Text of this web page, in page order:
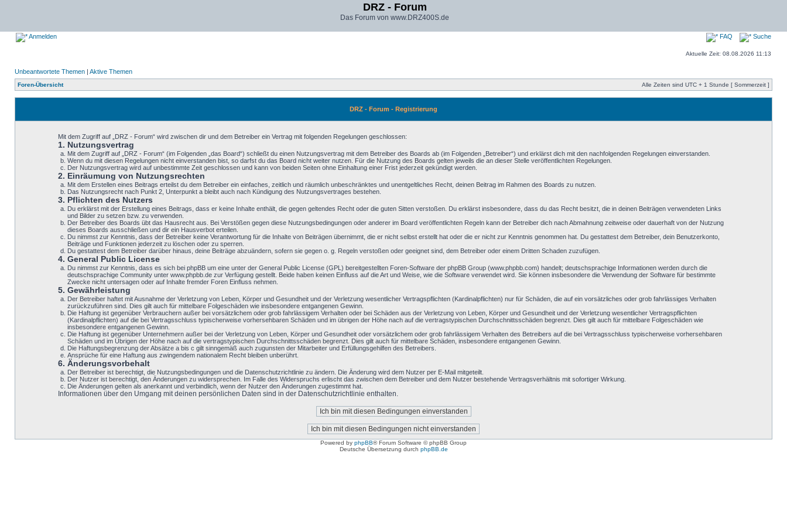
DRZ - Forum
Das Forum von www.DRZ400S.de
Anmelden FAQ Suche
Aktuelle Zeit: 08.08.2026 11:13
Unbeantwortete Themen | Aktive Themen
Foren-Übersicht Alle Zeiten sind UTC + 1 Stunde [ Sommerzeit ]
DRZ - Forum - Registrierung
Mit dem Zugriff auf „DRZ - Forum“ wird zwischen dir und dem Betreiber ein Vertrag mit folgenden Regelungen geschlossen:
1. Nutzungsvertrag
Mit dem Zugriff auf „DRZ - Forum“ (im Folgenden „das Board“) schließt du einen Nutzungsvertrag mit dem Betreiber des Boards ab (im Folgenden „Betreiber“) und erklärst dich mit den nachfolgenden Regelungen einverstanden.
Wenn du mit diesen Regelungen nicht einverstanden bist, so darfst du das Board nicht weiter nutzen. Für die Nutzung des Boards gelten jeweils die an dieser Stelle veröffentlichten Regelungen.
Der Nutzungsvertrag wird auf unbestimmte Zeit geschlossen und kann von beiden Seiten ohne Einhaltung einer Frist jederzeit gekündigt werden.
2. Einräumung von Nutzungsrechten
Mit dem Erstellen eines Beitrags erteilst du dem Betreiber ein einfaches, zeitlich und räumlich unbeschränktes und unentgeltliches Recht, deinen Beitrag im Rahmen des Boards zu nutzen.
Das Nutzungsrecht nach Punkt 2, Unterpunkt a bleibt auch nach Kündigung des Nutzungsvertrages bestehen.
3. Pflichten des Nutzers
Du erklärst mit der Erstellung eines Beitrags, dass er keine Inhalte enthält, die gegen geltendes Recht oder die guten Sitten verstoßen. Du erklärst insbesondere, dass du das Recht besitzt, die in deinen Beiträgen verwendeten Links
und Bilder zu setzen bzw. zu verwenden.
Der Betreiber des Boards übt das Hausrecht aus. Bei Verstößen gegen diese Nutzungsbedingungen oder anderer im Board veröffentlichten Regeln kann der Betreiber dich nach Abmahnung zeitweise oder dauerhaft von der Nutzung
dieses Boards ausschließen und dir ein Hausverbot erteilen.
Du nimmst zur Kenntnis, dass der Betreiber keine Verantwortung für die Inhalte von Beiträgen übernimmt, die er nicht selbst erstellt hat oder die er nicht zur Kenntnis genommen hat. Du gestattest dem Betreiber, dein Benutzerkonto,
Beiträge und Funktionen jederzeit zu löschen oder zu sperren.
Du gestattest dem Betreiber darüber hinaus, deine Beiträge abzuändern, sofern sie gegen o. g. Regeln verstoßen oder geeignet sind, dem Betreiber oder einem Dritten Schaden zuzufügen.
4. General Public License
Du nimmst zur Kenntnis, dass es sich bei phpBB um eine unter der General Public License (GPL) bereitgestellten Foren-Software der phpBB Group (www.phpbb.com) handelt; deutschsprachige Informationen werden durch die
deutschsprachige Community unter www.phpbb.de zur Verfügung gestellt. Beide haben keinen Einfluss auf die Art und Weise, wie die Software verwendet wird. Sie können insbesondere die Verwendung der Software für bestimmte
Zwecke nicht untersagen oder auf Inhalte fremder Foren Einfluss nehmen.
5. Gewährleistung
Der Betreiber haftet mit Ausnahme der Verletzung von Leben, Körper und Gesundheit und der Verletzung wesentlicher Vertragspflichten (Kardinalpflichten) nur für Schäden, die auf ein vorsätzliches oder grob fahrlässiges Verhalten
zurückzuführen sind. Dies gilt auch für mittelbare Folgeschäden wie insbesondere entgangenen Gewinn.
Die Haftung ist gegenüber Verbrauchern außer bei vorsätzlichem oder grob fahrlässigem Verhalten oder bei Schäden aus der Verletzung von Leben, Körper und Gesundheit und der Verletzung wesentlicher Vertragspflichten
(Kardinalpflichten) auf die bei Vertragsschluss typischerweise vorhersehbaren Schäden und im übrigen der Höhe nach auf die vertragstypischen Durchschnittsschäden begrenzt. Dies gilt auch für mittelbare Folgeschäden wie
insbesondere entgangenen Gewinn.
Die Haftung ist gegenüber Unternehmern außer bei der Verletzung von Leben, Körper und Gesundheit oder vorsätzlichem oder grob fahrlässigem Verhalten des Betreibers auf die bei Vertragsschluss typischerweise vorhersehbaren
Schäden und im Übrigen der Höhe nach auf die vertragstypischen Durchschnittsschäden begrenzt. Dies gilt auch für mittelbare Schäden, insbesondere entgangenen Gewinn.
Die Haftungsbegrenzung der Absätze a bis c gilt sinngemäß auch zugunsten der Mitarbeiter und Erfüllungsgehilfen des Betreibers.
Ansprüche für eine Haftung aus zwingendem nationalem Recht bleiben unberührt.
6. Änderungsvorbehalt
Der Betreiber ist berechtigt, die Nutzungsbedingungen und die Datenschutzrichtlinie zu ändern. Die Änderung wird dem Nutzer per E-Mail mitgeteilt.
Der Nutzer ist berechtigt, den Änderungen zu widersprechen. Im Falle des Widerspruchs erlischt das zwischen dem Betreiber und dem Nutzer bestehende Vertragsverhältnis mit sofortiger Wirkung.
Die Änderungen gelten als anerkannt und verbindlich, wenn der Nutzer den Änderungen zugestimmt hat.
Informationen über den Umgang mit deinen persönlichen Daten sind in der Datenschutzrichtlinie enthalten.
Powered by phpBB® Forum Software © phpBB Group
Deutsche Übersetzung durch phpBB.de